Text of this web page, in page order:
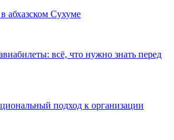
абхазском Сухуме
всё, что нужно знать перед
подход к организации